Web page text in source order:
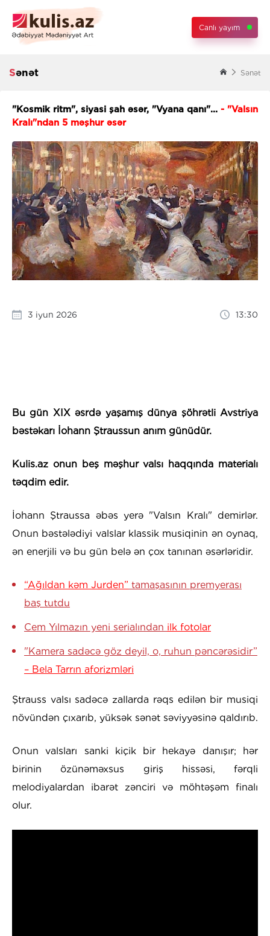
Canlı yayım
Sənət Sənət
"Kosmik ritm", siyasi şah əsər, "Vyana qanı"... - "Valsın
Kralı"ndan 5 məşhur əsər
3 iyun 2026 13:30
Bu gün XIX əsrdə yaşamış dünya şöhrətli Avstriya
bəstəkarı İohann Ştraussun anım günüdür.
Kulis.az onun beş məşhur valsı haqqında materialı
təqdim edir.
İohann Ştraussa əbəs yerə "Valsın Kralı" demirlər.
Onun bəstələdiyi valslar klassik musiqinin ən oynaq,
ən enerjili və bu gün belə ən çox tanınan əsərləridir.
“Ağıldan kəm Jurden” tamaşasının premyerası
baş tutdu
Cem Yılmazın yeni serialından ilk fotolar
"Kamera sadəcə göz deyil, o, ruhun pəncərəsidir”
– Bela Tarrın aforizmləri
Ştrauss valsı sadəcə zallarda rəqs edilən bir musiqi
növündən çıxarıb, yüksək sənət səviyyəsinə qaldırıb.
Onun valsları sanki kiçik bir hekayə danışır; hər
birinin özünəməxsus giriş hissəsi, fərqli
melodiyalardan ibarət zənciri və möhtəşəm finalı
olur.